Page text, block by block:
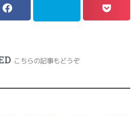
こちらの記事もどうぞ